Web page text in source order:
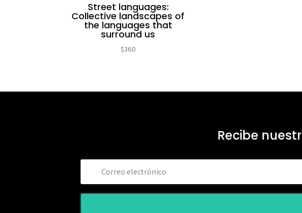
Street languages:
Collective landscapes of
the languages that
surround us
$360
Recibe